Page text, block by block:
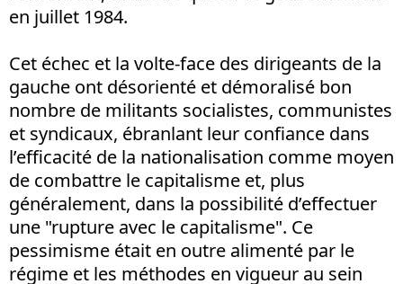
en juillet 1984.
Cet échec et la volte-face des dirigeants de la
gauche ont désorienté et démoralisé bon
nombre de militants socialistes, communistes
et syndicaux, ébranlant leur confiance dans
l’efficacité de la nationalisation comme moyen
de combattre le capitalisme et, plus
généralement, dans la possibilité d’effectuer
une "rupture avec le capitalisme". Ce
pessimisme était en outre alimenté par le
régime et les méthodes en vigueur au sein